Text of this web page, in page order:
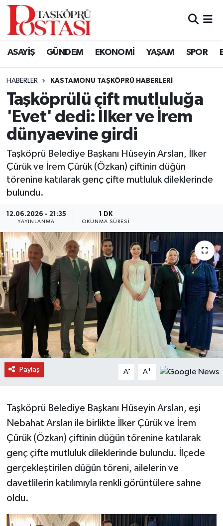
ASAYİŞ GÜNDEM EKONOMİ YAŞAM SPOR
HABERLER KASTAMONU TAŞKÖPRÜ HABERLERI
Taşköprülü çift mutluluğa
'Evet' dedi: İlker ve İrem
dünyaevine girdi
Taşköprü Belediye Başkanı Hüseyin Arslan, İlker
Çürük ve İrem Çürük (Özkan) çiftinin düğün
törenine katılarak genç çifte mutluluk dileklerinde
bulundu.
12.06.2026 - 21:35
YAYINLANMA
1 DK
OKUNMA SÜRESI
Paylaş A- A+
Taşköprü Belediye Başkanı Hüseyin Arslan, eşi
Nebahat Arslan ile birlikte İlker Çürük ve İrem
Çürük (Özkan) çiftinin düğün törenine katılarak
genç çifte mutluluk dileklerinde bulundu. İlçede
gerçekleştirilen düğün töreni, ailelerin ve
davetlilerin katılımıyla renkli görüntülere sahne
oldu.
Kastamonu Vefat Edenler
Araç Haberleri
Azdavay Haberleri
Bozkurt Haberleri
Çatalzeytin Haberleri
Cide Haberleri
Daday Haberleri
Devrekani Haberleri
Doğanyurt Haberleri
Hanönü Haberleri
İhsangazi Haberleri
İnebolu Haberleri
Merkez Haberleri
Pınarbaşı Haberleri
Şenpazar Haberleri
Taşköprü Haberleri